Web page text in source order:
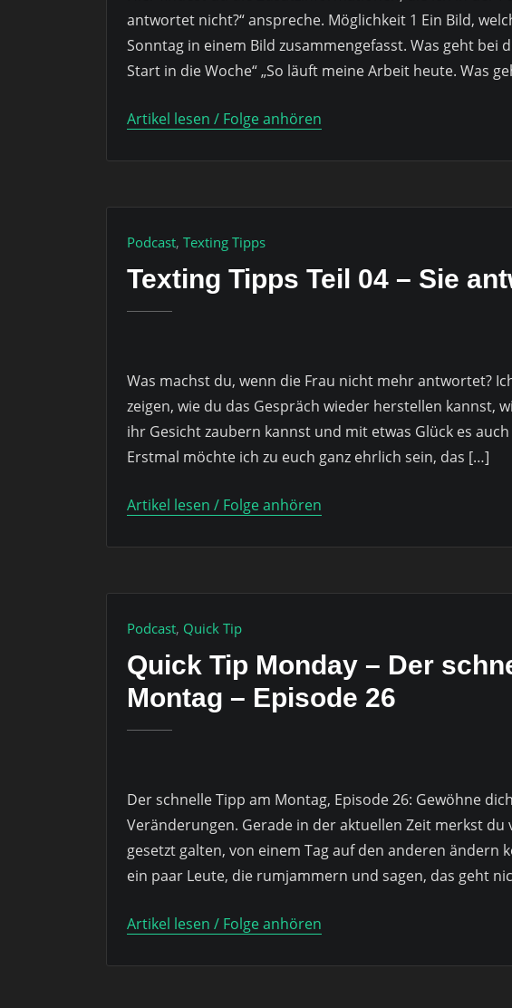
antwortet nicht?“ anspreche. Möglichkeit 1 Ein Bild,
Sonntag in einem Bild zusammengefasst. Was geht bei
Start in die Woche“ „So läuft meine Arbeit heute. Was
Artikel lesen / Folge anhören
Podcast, Texting Tipps
Texting Tipps Teil 04 – Sie
Was machst du, wenn die Frau nicht mehr antwortet?
zeigen, wie du das Gespräch wieder herstellen kannst,
ihr Gesicht zaubern kannst und mit etwas Glück es
Erstmal möchte ich zu euch ganz ehrlich sein, das […]
Artikel lesen / Folge anhören
Podcast, Quick Tip
Quick Tip Monday – Der
Montag – Episode 26
Der schnelle Tipp am Montag, Episode 26: Gewöhne
Veränderungen. Gerade in der aktuellen Zeit merkst du
gesetzt galten, von einem Tag auf den anderen ändern
ein paar Leute, die rumjammern und sagen, das geht
Artikel lesen / Folge anhören